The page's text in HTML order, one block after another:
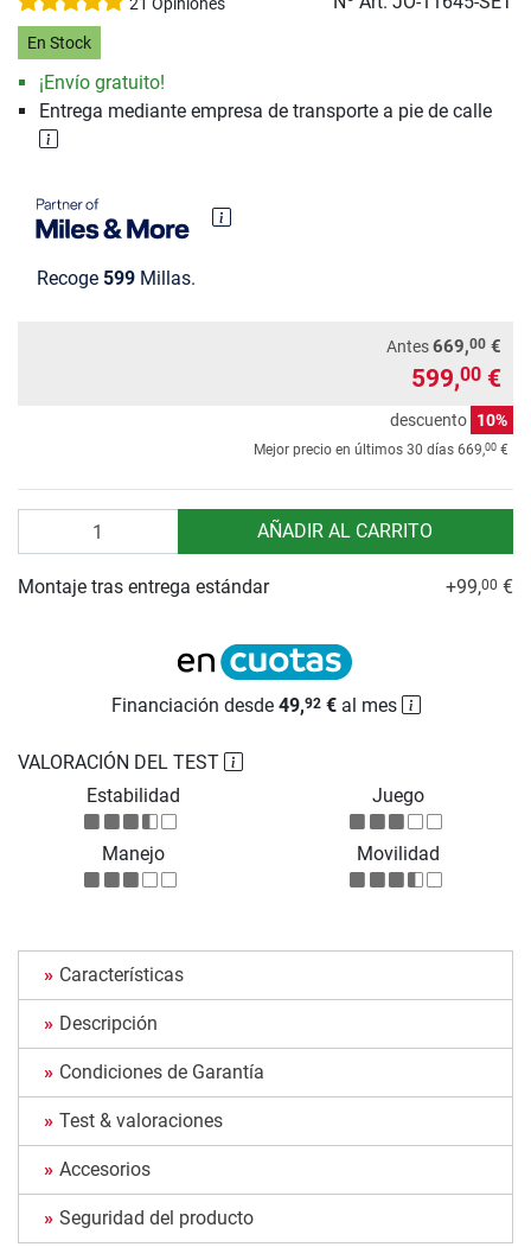
21 Opiniones
En Stock
¡Envío gratuito!
Entrega mediante empresa de transporte a pie de calle
Recoge 599 Millas.
Antes669,00 €
599,00 €
descuento 10%
Mejor precio en últimos 30 días 669,00 €
AÑADIR AL CARRITO
VALORACIÓN DEL TEST
Estabilidad
Juego
Manejo Movilidad
Montaje tras entrega estándar +99,00 €
Financiación desde 49,92€al mes
Características
Descripción
Condiciones de Garantía
Test & valoraciones
Accesorios
Seguridad del producto